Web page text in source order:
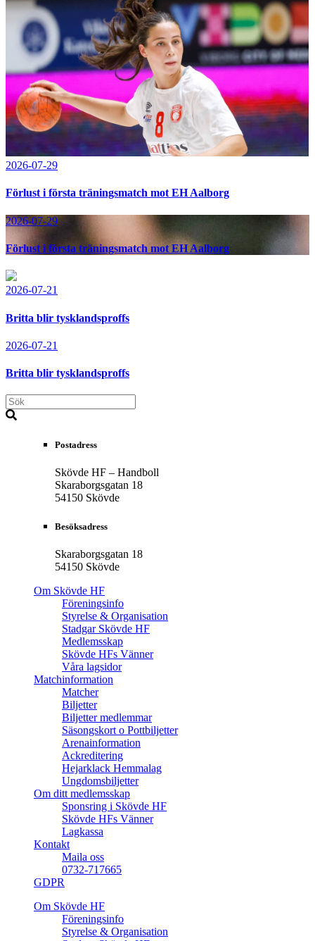
2026-07-29
Förlust i första träningsmatch mot EH Aalborg
2026-07-29
Förlust i första träningsmatch mot EH Aalborg
2026-07-21
Britta blir tysklandsproffs
2026-07-21
Britta blir tysklandsproffs
Postadress
Skövde HF – Handboll
Skaraborgsgatan 18
54150 Skövde
Besöksadress
Skaraborgsgatan 18
54150 Skövde
Om Skövde HF
Föreningsinfo
Styrelse & Organisation
Stadgar Skövde HF
Medlemsskap
Skövde HFs Vänner
Våra lagsidor
Matchinformation
Matcher
Biljetter
Biljetter medlemmar
Säsongskort o Pottbiljetter
Arenainformation
Ackreditering
Hejarklack Hemmalag
Ungdomsbiljetter
Om ditt medlemsskap
Sponsring i Skövde HF
Skövde HFs Vänner
Lagkassa
Kontakt
Maila oss
0732-717665
GDPR
Om Skövde HF
Föreningsinfo
Styrelse & Organisation